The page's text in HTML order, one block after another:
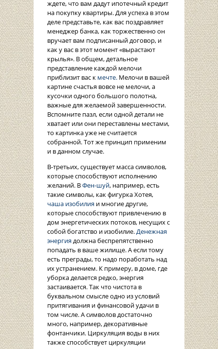
ждете, что вам дадут ипотечный кредит
на покупку квартиры. Для успеха в этом
деле представьте, как вас поздравляет
менеджер банка, как торжественно он
вручает вам подписанный договор, и
как у вас в этот момент «вырастают
крылья». В общем, детальное
представление каждой мелочи
приблизит вас к мечте. Мелочи в вашей
картине счастья вовсе не мелочи, а
кусочки одного большого полотна,
важные для желаемой завершенности.
Вспомните пазл, если одной детали не
хватает или они переставлены местами,
то картинка уже не считается
собранной. Тот же принцип применим
и в данном случае.
В-третьих, существует масса символов,
которые способствуют исполнению
желаний. ВФен-шуй, например, есть
такие символы, как фигурка Хотея,
чаша изобилия и многие другие,
которые способствуют привлечению в
дом энергетических потоков, несущих с
собой богатство и изобилие.Денежная
энергиядолжна беспрепятственно
попадать в ваше жилище. А если тому
есть преграды, то надо поработать над
их устранением. К примеру, в доме, где
уборка делается редко, энергия
застаивается. Так что чистота в
буквальном смысле одно из условий
притягивания и финансовой удачи в
том числе. А символов достаточно
много, например, декоративные
фонтанчики. Циркуляция воды в них
также способствует циркуляции